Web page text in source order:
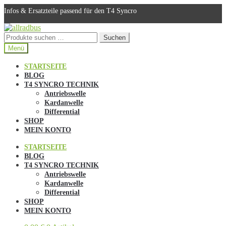
Infos & Ersatzteile passend für den T4 Syncro
Zur
Navigation
springen
Zum
Inhalt
springen
Suchen
nach:
Suchen
Menü
STARTSEITE
BLOG
T4 SYNCRO TECHNIK
Antriebswelle
Kardanwelle
Differential
SHOP
MEIN KONTO
STARTSEITE
BLOG
T4 SYNCRO TECHNIK
Antriebswelle
Kardanwelle
Differential
SHOP
MEIN KONTO